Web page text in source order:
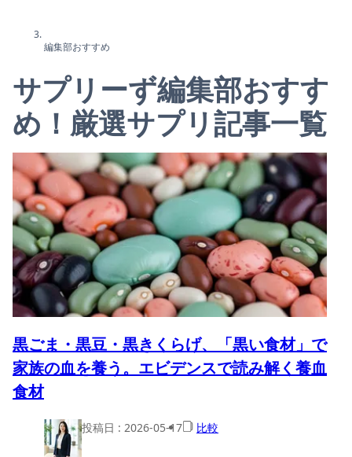
編集部おすすめ
サプリーず編集部おすす
め！厳選サプリ記事一覧
黒ごま・黒豆・黒きくらげ、「黒い食材」で
家族の血を養う。エビデンスで読み解く養血
食材
投稿日 : 2026-05-17 比較